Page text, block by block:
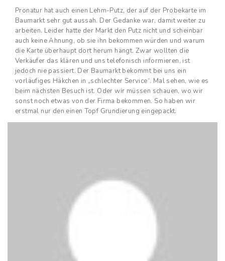
Pronatur hat auch einen Lehm-Putz, der auf der Probekarte im
Baumarkt sehr gut aussah. Der Gedanke war, damit weiter zu
arbeiten. Leider hatte der Markt den Putz nicht und scheinbar
auch keine Ahnung, ob sie ihn bekommen würden und warum
die Karte überhaupt dort herum hängt. Zwar wollten die
Verkäufer das klären und uns telefonisch informieren, ist
jedoch nie passiert. Der Baumarkt bekommt bei uns ein
vorläufiges Häkchen in „schlechter Service“. Mal sehen, wie es
beim nächsten Besuch ist. Oder wir müssen schauen, wo wir
sonst noch etwas von der Firma bekommen. So haben wir
erstmal nur den einen Topf Grundierung eingepackt.